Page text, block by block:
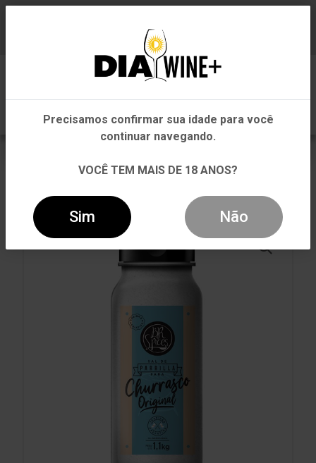
TEMPEROS E CALDOS
1,1KG
Em que Estado você está?
Pernambuco
Outros Estados
Precisamos confirmar sua idade para você
continuar navegando.
VOCÊ TEM MAIS DE 18 ANOS?
Sim Não